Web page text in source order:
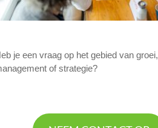
je een vraag op het gebied van groei,
of strategie?